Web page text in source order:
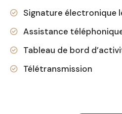
Signature électronique
Assistance
Tableau de bord
Télétransmission